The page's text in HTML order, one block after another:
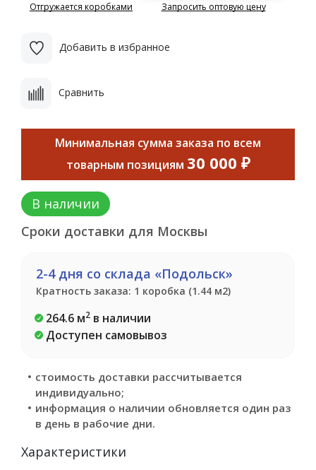
Отгружается коробками Запросить оптовую цену
Добавить в избранное
Сравнить
Минимальная сумма заказа по всем
товарным позициям 30 000 ₽
В наличии
Сроки доставки для Москвы
2-4 дня со склада «Подольск»
Кратность заказа: 1 коробка (1.44 м2)
264.6 м2 в наличии
Доступен самовывоз
стоимость доставки рассчитывается
индивидуально;
информация о наличии обновляется один раз
в день в рабочие дни.
Характеристики